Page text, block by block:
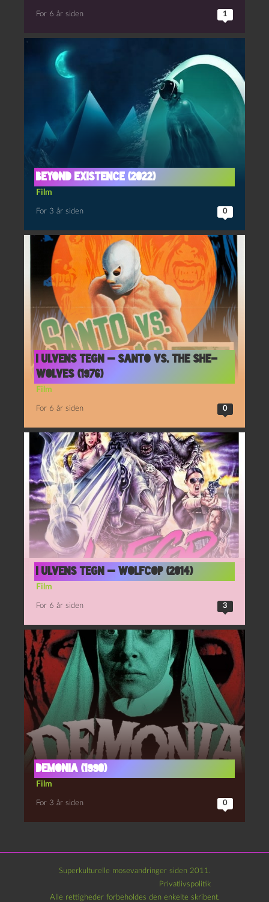
For 6 år siden 1
Beyond existence (2022)
Film
For 3 år siden 0
I ulvens tegn — Santo vs. the She-
Wolves (1976)
Film
For 6 år siden 0
I ulvens tegn — WolfCop (2014)
Film
For 6 år siden 3
Demonia (1990)
Film
For 3 år siden 0
Superkulturelle mosevandringer siden 2011.
Privatlivspolitik
Alle rettigheder forbeholdes den enkelte skribent.